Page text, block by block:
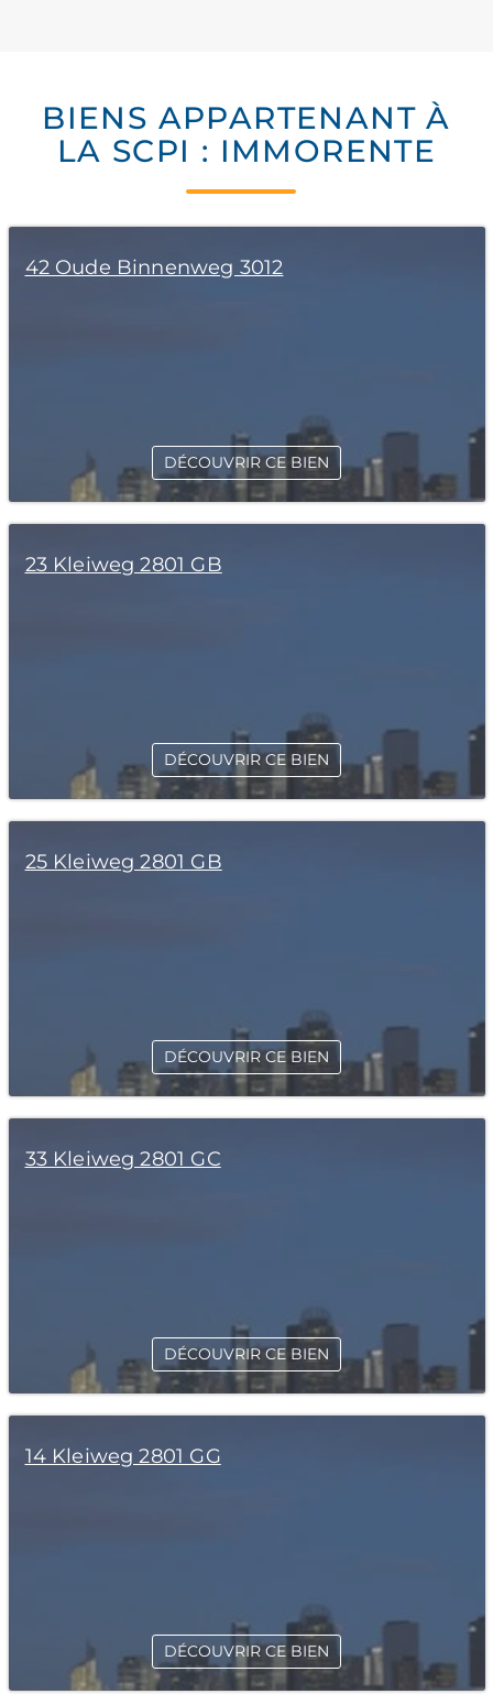
BIENS APPARTENANT À
LA SCPI : IMMORENTE
42 Oude Binnenweg 3012
DÉCOUVRIR CE BIEN
23 Kleiweg 2801 GB
DÉCOUVRIR CE BIEN
25 Kleiweg 2801 GB
DÉCOUVRIR CE BIEN
33 Kleiweg 2801 GC
DÉCOUVRIR CE BIEN
14 Kleiweg 2801 GG
DÉCOUVRIR CE BIEN